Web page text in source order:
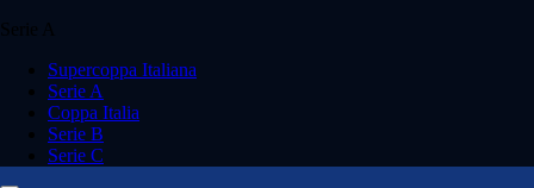
Serie A
Supercoppa Italiana
Serie A
Coppa Italia
Serie B
Serie C